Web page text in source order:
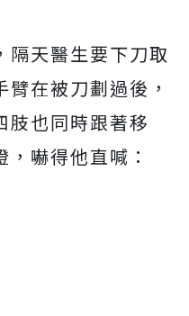
隔天醫生要下刀取
在被刀劃過後，
肢也同時跟著移
嚇得他直喊：